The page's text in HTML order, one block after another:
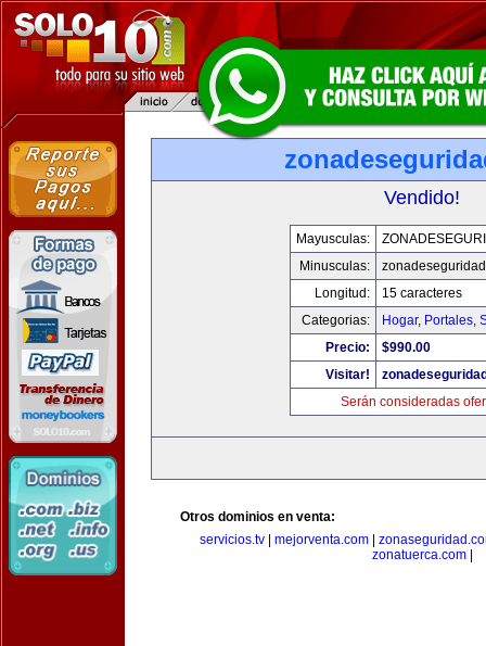
Vendido!
Mayusculas:
Minusculas:
Longitud:
15 caracteres
Categorias:
Hogar, Portales,
Precio:
$990.00
Visitar!
Serán consideradas
Otros dominios en venta:
servicios.tv| mejorventa.com|
zonatuerca.com|